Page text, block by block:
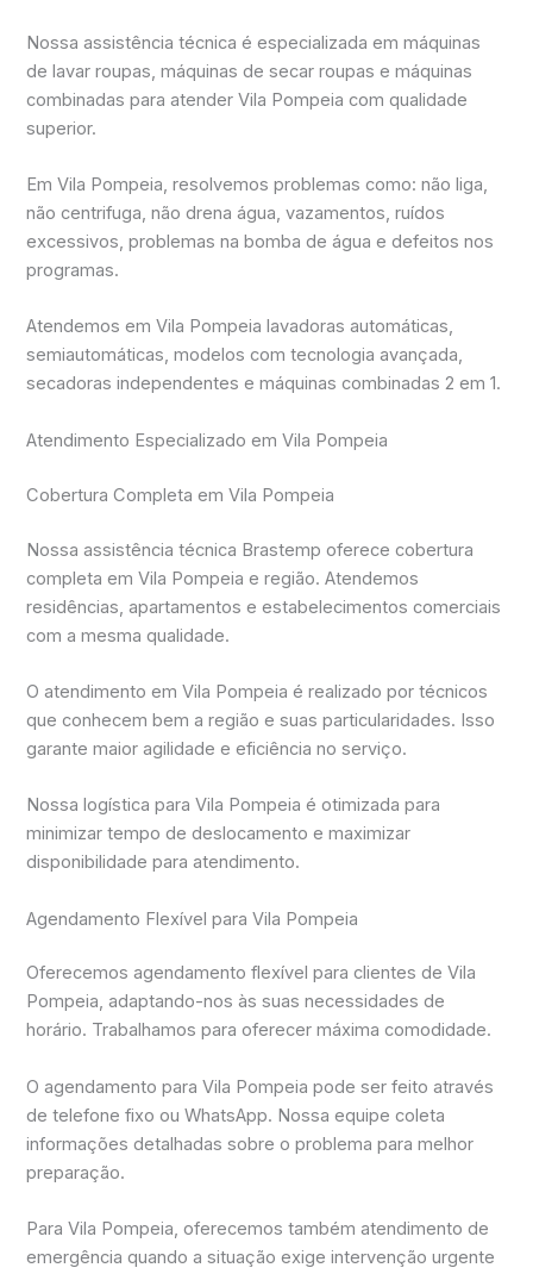
Nossa assistência técnica é especializada em máquinas
de lavar roupas, máquinas de secar roupas e máquinas
combinadas para atender Vila Pompeia com qualidade
superior.
Em Vila Pompeia, resolvemos problemas como: não liga,
não centrifuga, não drena água, vazamentos, ruídos
excessivos, problemas na bomba de água e defeitos nos
programas.
Atendemos em Vila Pompeia lavadoras automáticas,
semiautomáticas, modelos com tecnologia avançada,
secadoras independentes e máquinas combinadas 2 em 1.
Atendimento Especializado em Vila Pompeia
Cobertura Completa em Vila Pompeia
Nossa assistência técnica Brastemp oferece cobertura
completa em Vila Pompeia e região. Atendemos
residências, apartamentos e estabelecimentos comerciais
com a mesma qualidade.
O atendimento em Vila Pompeia é realizado por técnicos
que conhecem bem a região e suas particularidades. Isso
garante maior agilidade e eficiência no serviço.
Nossa logística para Vila Pompeia é otimizada para
minimizar tempo de deslocamento e maximizar
disponibilidade para atendimento.
Agendamento Flexível para Vila Pompeia
Oferecemos agendamento flexível para clientes de Vila
Pompeia, adaptando-nos às suas necessidades de
horário. Trabalhamos para oferecer máxima comodidade.
O agendamento para Vila Pompeia pode ser feito através
de telefone fixo ou WhatsApp. Nossa equipe coleta
informações detalhadas sobre o problema para melhor
preparação.
Para Vila Pompeia, oferecemos também atendimento de
emergência quando a situação exige intervenção urgente